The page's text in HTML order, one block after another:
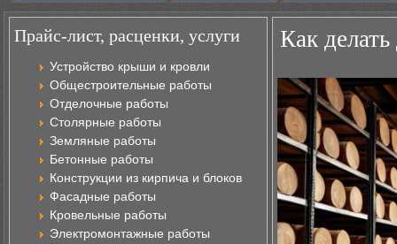
Прайс-лист, расценки, услуги
Устройство крыши и кровли
Общестроительные работы
Отделочные работы
Столярные работы
Земляные работы
Бетонные работы
Конструкции из кирпича и блоков
Фасадные работы
Кровельные работы
Электромонтажные работы
Как